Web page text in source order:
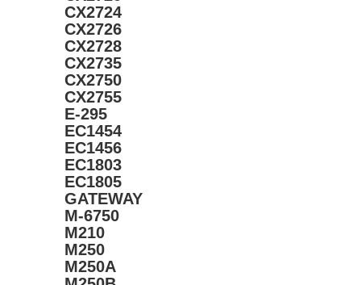
CX2724
CX2726
CX2728
CX2735
CX2750
CX2755
E-295
EC1454
EC1456
EC1803
EC1805
GATEWAY
M-6750
M210
M250
M250A